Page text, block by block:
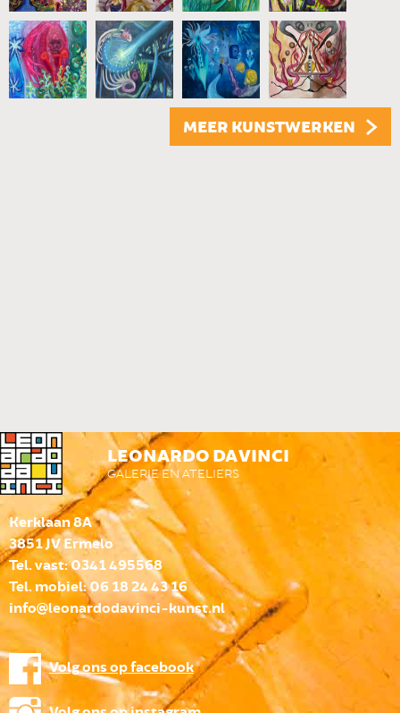
MEER KUNSTWERKEN
LEONARDO DA VINCI
GALERIE EN ATELIERS
Kerklaan 8A
3851 JV Ermelo
Tel. vast: 0341 495568
Tel. mobiel: 06 18 24 43 16
info@leonardodavinci-kunst.nl
Volg ons op facebook